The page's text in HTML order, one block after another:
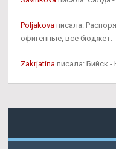
Poljakova писала:
офигенные, все бюджет.
Zakrjatina писала: Бийск